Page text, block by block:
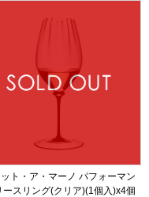
ト・ア・マーノ パフォーマン
ースリング(クリア)(1個入)x4個